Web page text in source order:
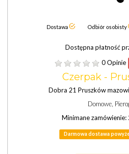
Dostawa Odbiór osobisty
Dostępna płatność
0 Opinie
Czerpak -
Dobra 21 Pruszków
Domowe,
Minimane zamówienie:
Darmowa dostawa